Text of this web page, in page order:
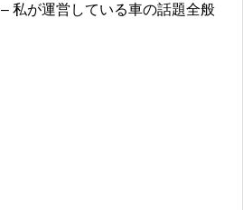
– 私が運営している車の話題全般